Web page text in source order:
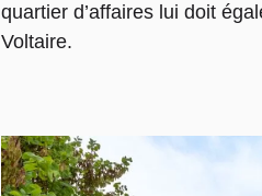
quartier d’affaires lui doit
Voltaire.